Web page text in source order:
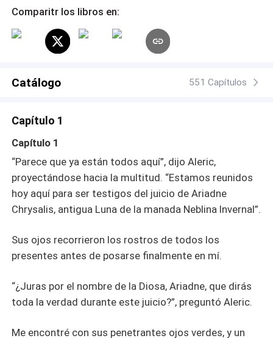
historia de cómo Aria murió. Así que cuando se le
intentarlo de nuevo... ¿la aprovechará? ...¿O está
destinada a revivir sus errores una vez más?
niego?", pregunté con dudas. "Entonces permanecerás
de atormentarme, mostrándome mi muerte una y otra vez.
recuerdos estratégicamente para que tuviera una idea de
cómo serían las cosas si rechazo la oferta."Entonces no
quiero volver a ser Luna... y no quiero ser la pareja de
Aleric", dije, sorprendiéndome incluso a mí misma de
estar negociando con una Diosa. Pero no podía quitarme
que he elegido para ti"."Entonces no acepto", argumenté.
"Creo que hay algo que no me estás diciendo. Debes
tener una razón por la que necesitas tanto que vuelva".Se
recelo."...Así que estoy en lo cierto", dije, tomando su
silencio como confirmación.
Comparitr los libros en:
Catálogo 551 Capítulos
Capítulo 1
Capítulo 1
“Parece que ya están todos aquí”, dijo Aleric,
proyectándose hacia la multitud. “Estamos reunidos
hoy aquí para ser testigos del juicio de Ariadne
Chrysalis, antigua Luna de la manada Neblina Invernal”.
Sus ojos recorrieron los rostros de todos los
presentes antes de posarse finalmente en mí.
“¿Juras por el nombre de la Diosa, Ariadne, que dirás
toda la verdad durante este juicio?”, preguntó Aleric.
Me encontré con sus penetrantes ojos verdes, y un